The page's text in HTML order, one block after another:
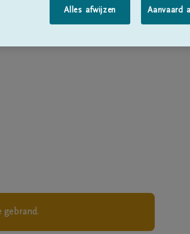
gebrand.
Alles afwijzen Aanvaard